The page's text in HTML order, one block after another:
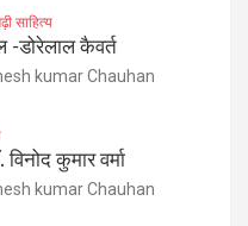
साहित्‍य
-डोरेलाल कैवर्त
kumar Chauhan
कुमार वर्मा
kumar Chauhan